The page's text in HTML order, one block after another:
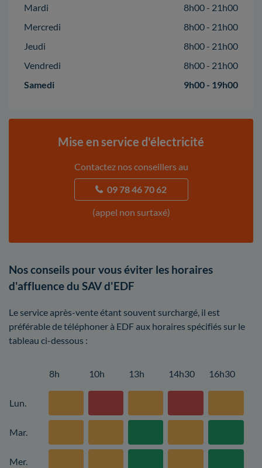
Mardi
8h00 - 21h00
Mercredi
8h00 - 21h00
Jeudi
8h00 - 21h00
Vendredi
8h00 - 21h00
Samedi
9h00 - 19h00
Mise en service d'électricité
Contactez nos conseillers au
09 78 46 70 62
(appel non surtaxé)
Nos conseils pour vous éviter les horaires
d'affluence du SAV d'EDF
Le service après-vente étant souvent surchargé, il est
préférable de téléphoner à EDF aux horaires spécifiés sur le
tableau ci-dessous :
8h 10h 13h 14h30 16h30
Lun.
Mar.
Mer.